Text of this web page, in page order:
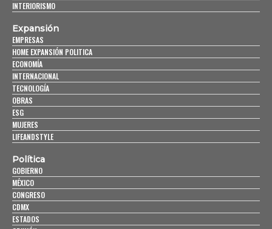
INTERIORISMO
Expansión
EMPRESAS
HOME EXPANSIÓN POLITICA
ECONOMÍA
INTERNACIONAL
TECNOLOGÍA
OBRAS
ESG
MUJERES
LIFEANDSTYLE
Política
GOBIERNO
MÉXICO
CONGRESO
CDMX
ESTADOS